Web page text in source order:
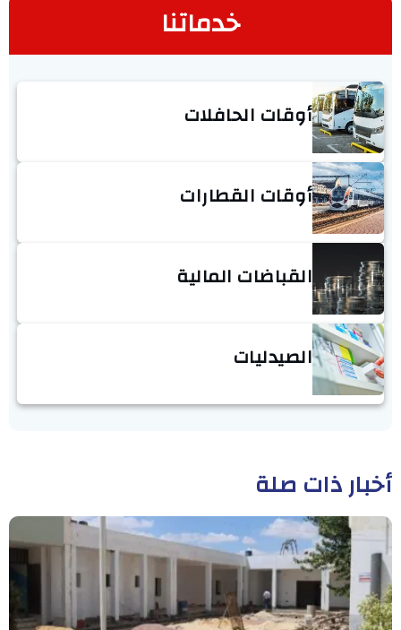
خدماتنا
أوقات الحافلات
أوقات القطارات
القباضات المالية
الصيدليات
أخبار ذات صلة